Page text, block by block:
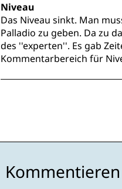
Niveau
Das Niveau sinkt. Man
Palladio zu geben. Da zu
des ''experten''. Es gab
Kommentarbereich für
Kommentieren